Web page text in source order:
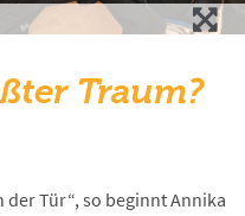
Traum?
der Tür“, so beginnt Annika